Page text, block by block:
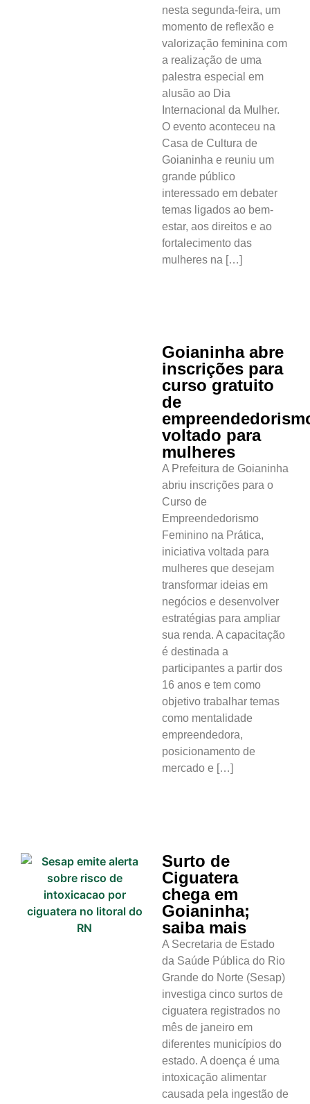
nesta segunda-feira, um
momento de reflexão e
valorização feminina com
a realização de uma
palestra especial em
alusão ao Dia
Internacional da Mulher.
O evento aconteceu na
Casa de Cultura de
Goianinha e reuniu um
grande público
interessado em debater
temas ligados ao bem-
estar, aos direitos e ao
fortalecimento das
mulheres na […]
Goianinha abre
inscrições para
curso gratuito
de
voltado para
mulheres
A Prefeitura de Goianinha
abriu inscrições para o
Curso de
Empreendedorismo
Feminino na Prática,
iniciativa voltada para
mulheres que desejam
transformar ideias em
negócios e desenvolver
estratégias para ampliar
sua renda. A capacitação
é destinada a
participantes a partir dos
16 anos e tem como
objetivo trabalhar temas
como mentalidade
empreendedora,
posicionamento de
mercado e […]
Surto de
Ciguatera
chega em
Goianinha;
saiba mais
A Secretaria de Estado
da Saúde Pública do Rio
Grande do Norte (Sesap)
investiga cinco surtos de
ciguatera registrados no
mês de janeiro em
diferentes municípios do
estado. A doença é uma
intoxicação alimentar
causada pela ingestão de